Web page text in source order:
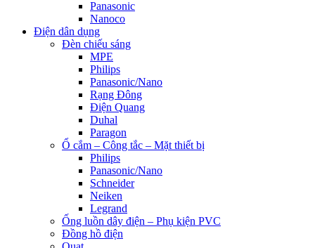
Panasonic
Nanoco
Điện dân dụng
Đèn chiếu sáng
MPE
Philips
Panasonic/Nano
Rạng Đông
Điện Quang
Duhal
Paragon
Ổ cắm – Công tắc – Mặt thiết bị
Philips
Panasonic/Nano
Schneider
Neiken
Legrand
Ống luồn dây điện – Phụ kiện PVC
Đồng hồ điện